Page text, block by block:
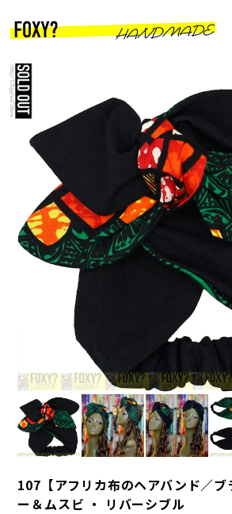
107【アフリカ布のヘアバンド／
ー＆ムスビ ・ リバーシブル